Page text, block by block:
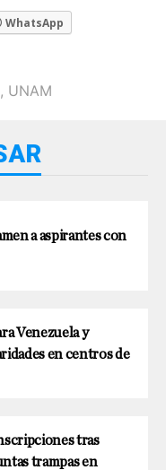
WhatsApp
, UNAM
a aspirantes con
Venezuela y
en centros de
tras
trampas en